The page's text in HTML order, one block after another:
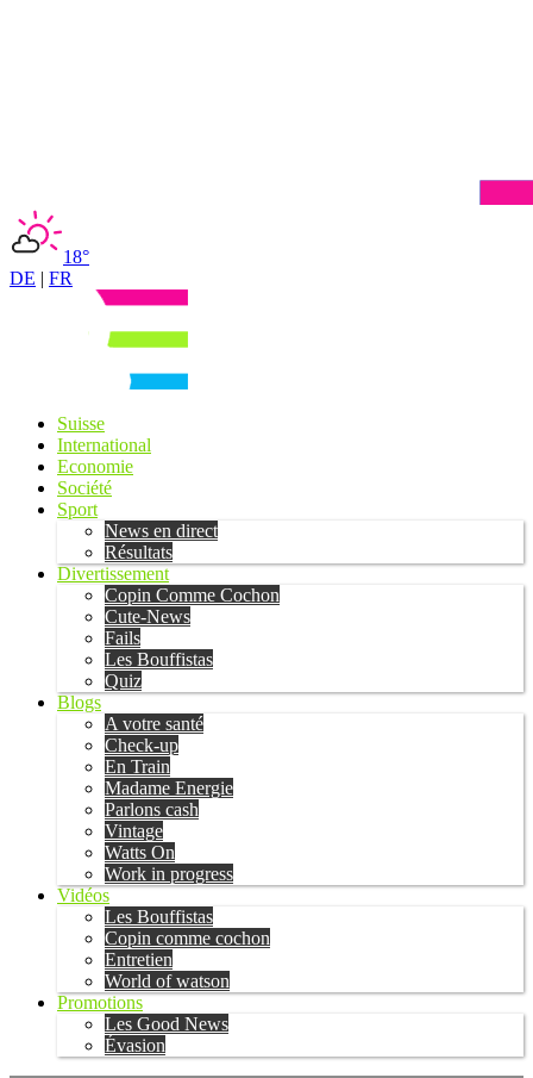
18°
DE | FR
Suisse
International
Economie
Société
Sport
News en direct
Résultats
Divertissement
Copin Comme Cochon
Cute-News
Fails
Les Bouffistas
Quiz
Blogs
A votre santé
Check-up
En Train
Madame Energie
Parlons cash
Vintage
Watts On
Work in progress
Vidéos
Les Bouffistas
Copin comme cochon
Entretien
World of watson
Promotions
Les Good News
Évasion